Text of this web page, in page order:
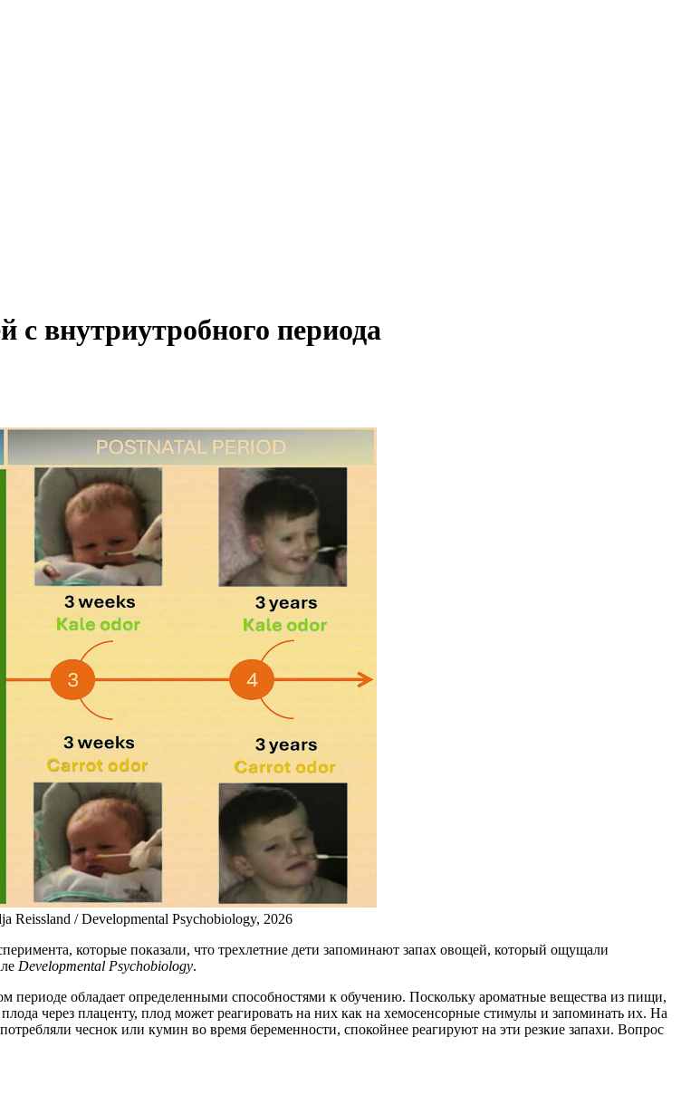
с внутриутробного периода
Reissland / Developmental Psychobiology, 2026
которые показали, что трехлетние дети запоминают запах овощей, который ощущали
Developmental Psychobiology.
обладает определенными способностями к обучению. Поскольку ароматные вещества из пищи,
через плаценту, плод может реагировать на них как на хемосенсорные стимулы и запоминать их. На
чеснок или кумин во время беременности, спокойнее реагируют на эти резкие запахи. Вопрос